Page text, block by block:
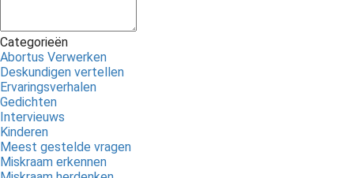
Categorieën
Abortus Verwerken
Deskundigen vertellen
Ervaringsverhalen
Gedichten
Intervieuws
Kinderen
Meest gestelde vragen
Miskraam erkennen